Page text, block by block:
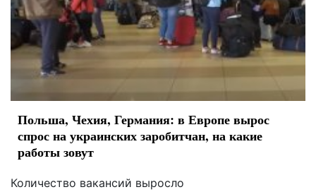
Польша, Чехия, Германия: в Европе вырос
спрос на украинских заробитчан, на какие
работы зовут
Количество вакансий выросло